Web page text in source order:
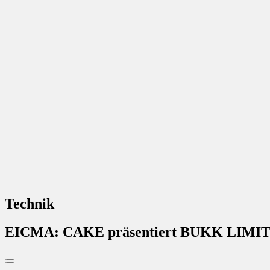
Technik
EICMA: CAKE präsentiert BUKK